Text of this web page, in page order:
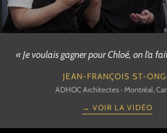
« Je voulais gagner pour Chloé, on l’a
JEAN-FRANÇOIS ST-
ADHOC Architectes · Montréal,
→ VOIR LA VIDÉO